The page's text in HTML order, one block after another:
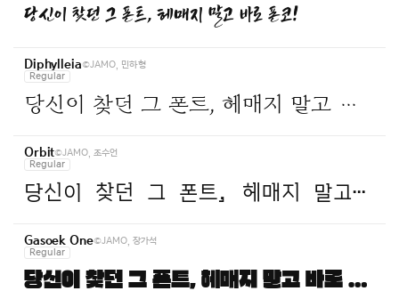
당신이 찾던 그 폰트, 헤매지 말고 바로 폰코!
Diphylleia©JAMO, 민하형
Regular
당신이 찾던 그 폰트, 헤매지 말고 바로 폰코!
Orbit©JAMO, 조수언
Regular
당신이 찾던 그 폰트, 헤매지 말고 바로 폰코!
Gasoek One©JAMO, 장가석
Regular
당신이 찾던 그 폰트, 헤매지 말고 바로 폰코!